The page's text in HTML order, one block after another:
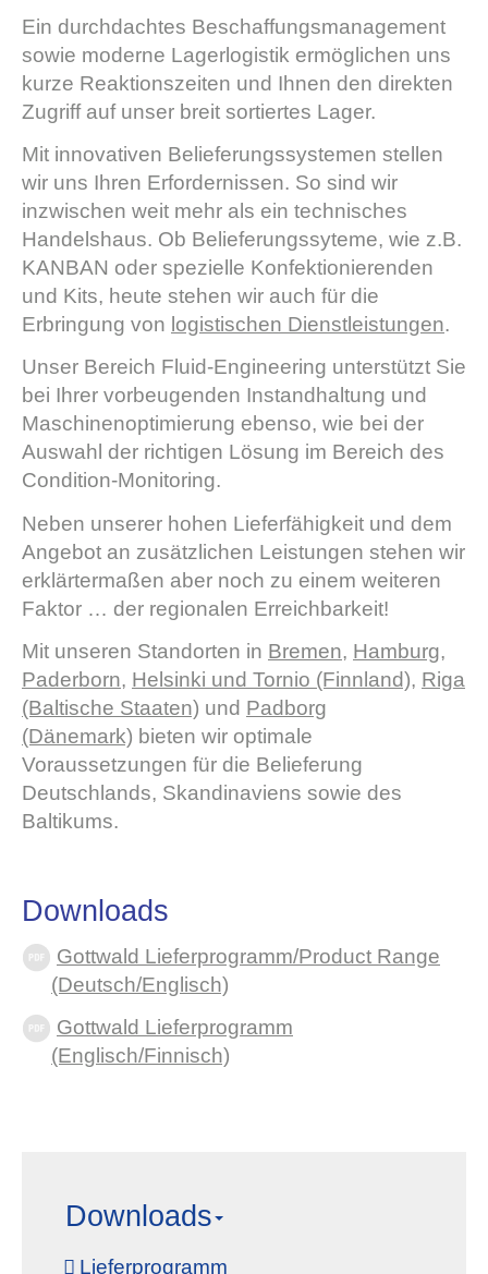
Ein durchdachtes Beschaffungsmanagement
sowie moderne Lagerlogistik ermöglichen uns
kurze Reaktionszeiten und Ihnen den direkten
Zugriff auf unser breit sortiertes Lager.
Mit innovativen Belieferungssystemen stellen
wir uns Ihren Erfordernissen. So sind wir
inzwischen weit mehr als ein technisches
Handelshaus. Ob Belieferungssyteme, wie z.B.
KANBAN oder spezielle Konfektionierenden
und Kits, heute stehen wir auch für die
Erbringung von logistischen Dienstleistungen.
Unser Bereich Fluid-Engineering unterstützt Sie
bei Ihrer vorbeugenden Instandhaltung und
Maschinenoptimierung ebenso, wie bei der
Auswahl der richtigen Lösung im Bereich des
Condition-Monitoring.
Neben unserer hohen Lieferfähigkeit und dem
Angebot an zusätzlichen Leistungen stehen wir
erklärtermaßen aber noch zu einem weiteren
Faktor … der regionalen Erreichbarkeit!
Mit unseren Standorten in Bremen, Hamburg,
Paderborn, Helsinki und Tornio (Finnland), Riga
(Baltische Staaten) und Padborg
(Dänemark) bieten wir optimale
Voraussetzungen für die Belieferung
Deutschlands, Skandinaviens sowie des
Baltikums.
Downloads
Gottwald Lieferprogramm/Product Range
(Deutsch/Englisch)
Gottwald Lieferprogramm
(Englisch/Finnisch)
Downloads
Lieferprogramm